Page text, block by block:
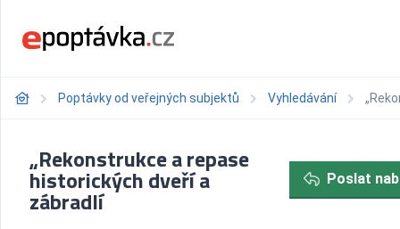
Poptávky od veřejných subjektů Vyhledávání
„Rekonstrukce a repase
historických dveří a
zábradlí
Poslat